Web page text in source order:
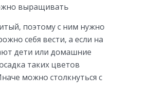
выращивать
поэтому с ним нужно
себя вести, а если на
дети или домашние
таких цветов
можно столкнуться с